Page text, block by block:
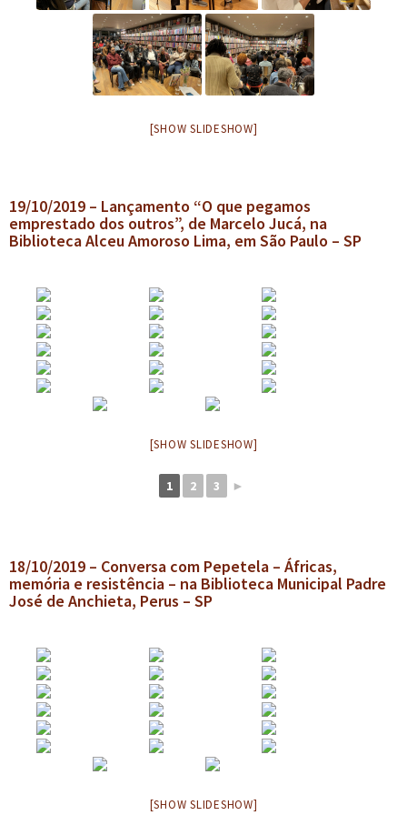
e
n
u
d
d
e
r
m
e
n
e
n
[SHOW SLIDESHOW]
19/10/2019 – Lançamento “O que pegamos
emprestado dos outros”, de Marcelo Jucá, na
Biblioteca Alceu Amoroso Lima, em São Paulo – SP
[SHOW SLIDESHOW]
1 2 3 ►
18/10/2019 – Conversa com Pepetela – Áfricas,
memória e resistência – na Biblioteca Municipal Padre
José de Anchieta, Perus – SP
[SHOW SLIDESHOW]